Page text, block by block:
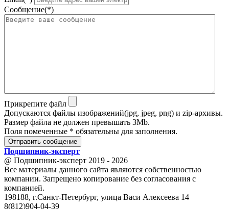
Сообщение(*)
Прикрепите файл
Допускаются файлы изображений(jpg, jpeg, png) и zip-архивы.
Размер файла не должен превышать 3Mb.
Поля помеченные * обязательны для заполнения.
Отправить сообщение
Подшипник-эксперт
@ Подшипник-эксперт 2019 - 2026
Все материалы данного сайта являются собственностью
компании. Запрещено копирование без согласования с
компанией.
198188, г.Санкт-Петербург, улица Васи Алексеева 14
8(812)904-04-39